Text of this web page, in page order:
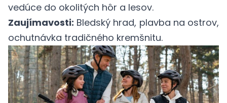
vedúce do okolitých hôr a lesov.
Zaujímavosti: Bledský hrad, plavba na ostrov,
ochutnávka tradičného kremšnitu.